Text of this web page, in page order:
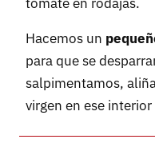
Hacemos un
para que se
salpimentamos,
virgen en ese